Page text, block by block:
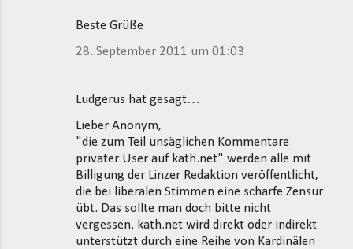
Beste Grüße
28. September 2011 um 01:03
Ludgerus hat gesagt…
Lieber Anonym,
"die zum Teil unsäglichen Kommentare
privater User auf kath.net" werden alle mit
Billigung der Linzer Redaktion veröffentlicht,
die bei liberalen Stimmen eine scharfe Zensur
übt. Das sollte man doch bitte nicht
vergessen. kath.net wird direkt oder indirekt
unterstützt durch eine Reihe von Kardinälen